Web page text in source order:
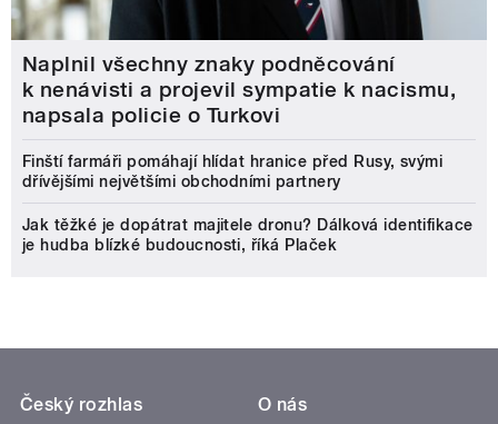
Naplnil všechny znaky podněcování
k nenávisti a projevil sympatie k nacismu,
napsala policie o Turkovi
Finští farmáři pomáhají hlídat hranice před Rusy, svými
dřívějšími největšími obchodními partnery
Jak těžké je dopátrat majitele dronu? Dálková identifikace
je hudba blízké budoucnosti, říká Plaček
Český rozhlas
O nás